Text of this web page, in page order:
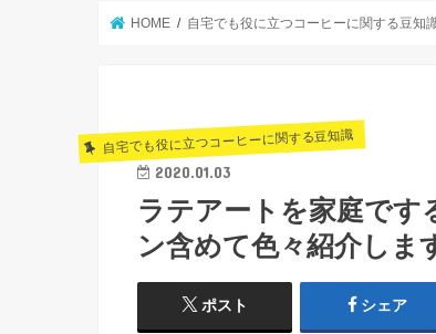
せにバリス
歩」を運営
HOME 自宅でも役に立つコーヒーに関する豆知
自宅でも役に立つコーヒーに関する豆知識
2020.01.03
ラテアートを家庭です
ン含めて色々紹介しま
ポスト シェア